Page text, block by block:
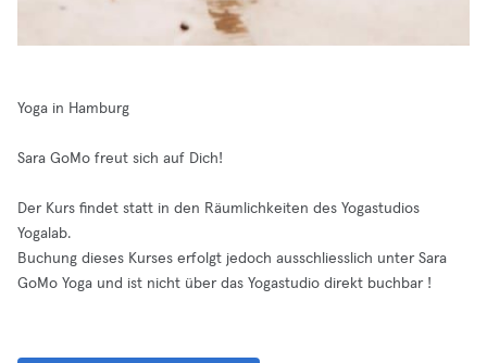
Yoga in Hamburg
Sara GoMo freut sich auf Dich!
Der Kurs findet statt in den Räumlichkeiten des Yogastudios
Yogalab.
Buchung dieses Kurses erfolgt jedoch ausschliesslich unter Sara
GoMo Yoga und ist nicht über das Yogastudio direkt buchbar !